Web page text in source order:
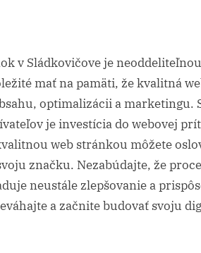
v Sládkovičove je
mať na pamäti, že kvalitná
optimalizácii a marketingu.
je investícia do webovej
web stránkou môžete
značku. Nezabúdajte, že
neustále zlepšovanie a
a začnite budovať svoju